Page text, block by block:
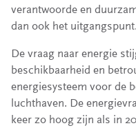
verantwoorde en
dan ook het uitgangspunt.
De vraag naar energie
beschikbaarheid en
energiesysteem voor de
luchthaven. De
keer zo hoog zijn als in